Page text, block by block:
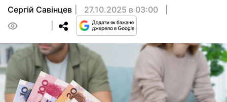
Сергій Савінцев
27.10.2025 в 03:00